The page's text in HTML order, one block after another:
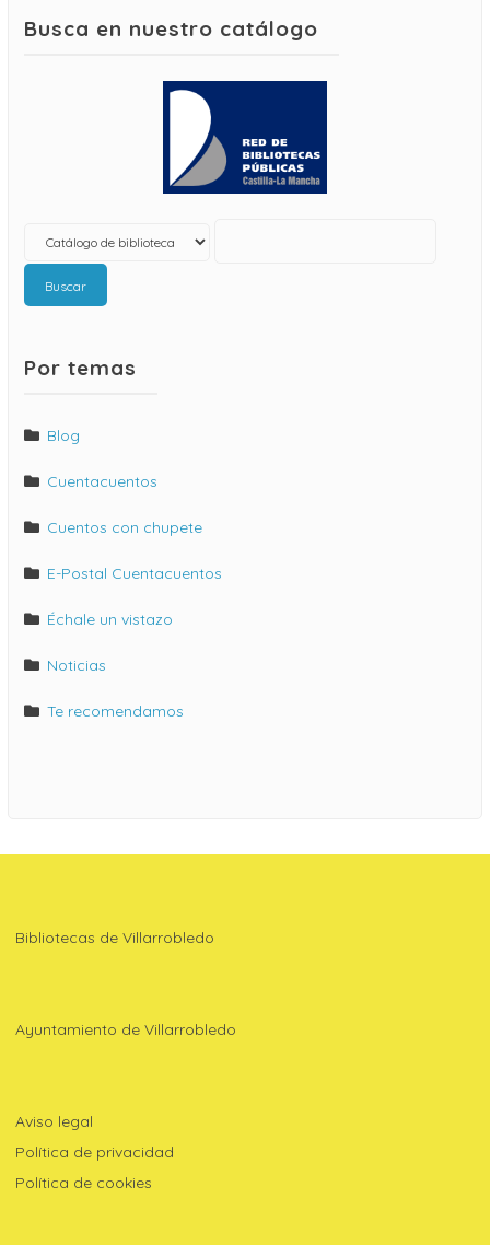
Busca en nuestro catálogo
Buscar
Por temas
Blog
Cuentacuentos
Cuentos con chupete
E-Postal Cuentacuentos
Échale un vistazo
Noticias
Te recomendamos
Bibliotecas de Villarrobledo
Ayuntamiento de Villarrobledo
Aviso legal
Política de privacidad
Política de cookies